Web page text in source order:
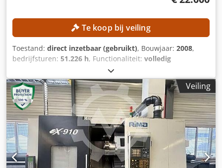
Te koop bij veiling
Toestand: direct inzetbaar (gebruikt), Bouwjaar: 2008,
bedrijfsturen: 51.226 h, Functionaliteit: volledig
1.175 mm
5.000 rpm, controller model:HEIDENHAIN Plus iT, aantal
posities in het gereedschapsmagazijn:36
, TECHNISCHE
GEGEVENS Dedpfszqfvvjx Abfekr Maximale
spindeltoerentalsnelheid: 5.000 omw/min Draaiafstand:
1.175 mm Draaiafstand met centreerbril: 1.100 mm
Gereedschapopname: HSK 63A volgens DIN 69893 Aantal
posities in het gereedschapsmagazijn (schijfmagazijn): 36
MACHINEGEGEVENS Besturing: HEIDENHAIN Plus iT met
Turn Plus
Veiling